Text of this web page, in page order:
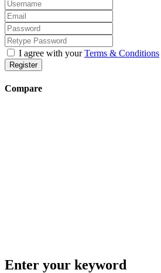
I agree with yourTerms & Conditions
Register
Compare
Enter your keyword